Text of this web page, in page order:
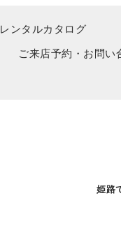
レンタルカタログ
ご来店予約・お問い
姫路